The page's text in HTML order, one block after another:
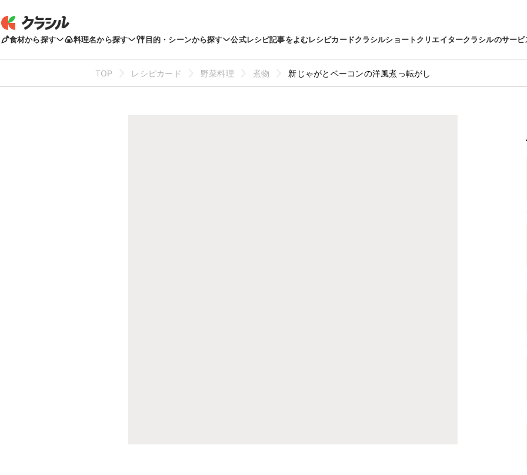
食材から探す 料理名から探す 目的・シーンから探す 公式レシピ記事をよむレシピカードクラシルショートクリエイタークラシルのサービ
TOP レシピカード 野菜料理 煮物 新じゃがとベーコンの洋風煮っ転がし